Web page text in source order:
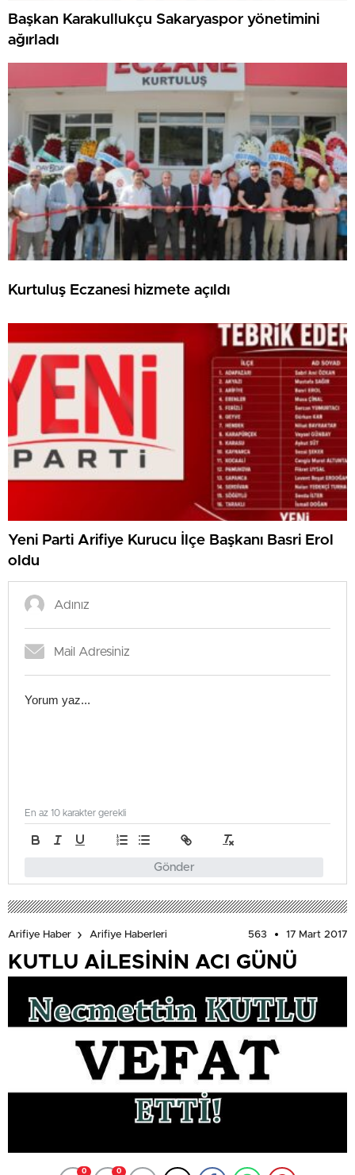
Başkan Karakullukçu Sakaryaspor yönetimini
ağırladı
Kurtuluş Eczanesi hizmete açıldı
Yeni Parti Arifiye Kurucu İlçe Başkanı Basri Erol
oldu
Gönder
En az 10 karakter gerekli
Arifiye Haber Arifiye Haberleri 563 17 Mart 2017
KUTLU AİLESİNİN ACI GÜNÜ
0 0